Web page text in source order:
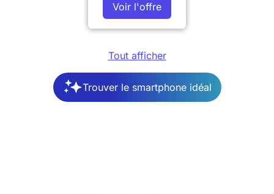
Voir l'offre
Tout afficher
Trouver le smartphone idéal